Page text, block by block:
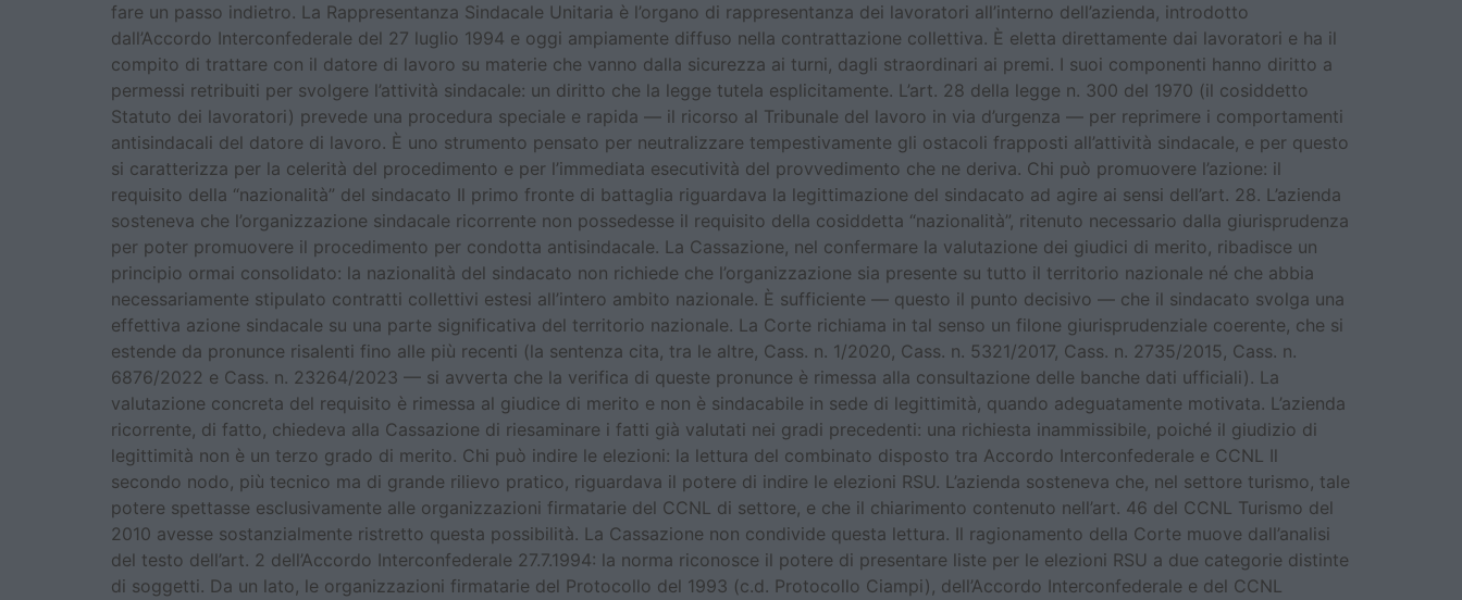
fare un passo indietro. La Rappresentanza Sindacale Unitaria è l’organo di rappresentanza dei lavoratori all’interno dell’azienda, introdotto
dall’Accordo Interconfederale del 27 luglio 1994 e oggi ampiamente diffuso nella contrattazione collettiva. È eletta direttamente dai lavoratori e ha il
compito di trattare con il datore di lavoro su materie che vanno dalla sicurezza ai turni, dagli straordinari ai premi. I suoi componenti hanno diritto a
permessi retribuiti per svolgere l’attività sindacale: un diritto che la legge tutela esplicitamente. L’art. 28 della legge n. 300 del 1970 (il cosiddetto
Statuto dei lavoratori) prevede una procedura speciale e rapida — il ricorso al Tribunale del lavoro in via d’urgenza — per reprimere i comportamenti
antisindacali del datore di lavoro. È uno strumento pensato per neutralizzare tempestivamente gli ostacoli frapposti all’attività sindacale, e per questo
si caratterizza per la celerità del procedimento e per l’immediata esecutività del provvedimento che ne deriva. Chi può promuovere l’azione: il
requisito della “nazionalità” del sindacato Il primo fronte di battaglia riguardava la legittimazione del sindacato ad agire ai sensi dell’art. 28. L’azienda
sosteneva che l’organizzazione sindacale ricorrente non possedesse il requisito della cosiddetta “nazionalità”, ritenuto necessario dalla giurisprudenza
per poter promuovere il procedimento per condotta antisindacale. La Cassazione, nel confermare la valutazione dei giudici di merito, ribadisce un
principio ormai consolidato: la nazionalità del sindacato non richiede che l’organizzazione sia presente su tutto il territorio nazionale né che abbia
necessariamente stipulato contratti collettivi estesi all’intero ambito nazionale. È sufficiente — questo il punto decisivo — che il sindacato svolga una
effettiva azione sindacale su una parte significativa del territorio nazionale. La Corte richiama in tal senso un filone giurisprudenziale coerente, che si
estende da pronunce risalenti fino alle più recenti (la sentenza cita, tra le altre, Cass. n. 1/2020, Cass. n. 5321/2017, Cass. n. 2735/2015, Cass. n.
6876/2022 e Cass. n. 23264/2023 — si avverta che la verifica di queste pronunce è rimessa alla consultazione delle banche dati ufficiali). La
valutazione concreta del requisito è rimessa al giudice di merito e non è sindacabile in sede di legittimità, quando adeguatamente motivata. L’azienda
ricorrente, di fatto, chiedeva alla Cassazione di riesaminare i fatti già valutati nei gradi precedenti: una richiesta inammissibile, poiché il giudizio di
legittimità non è un terzo grado di merito. Chi può indire le elezioni: la lettura del combinato disposto tra Accordo Interconfederale e CCNL Il
secondo nodo, più tecnico ma di grande rilievo pratico, riguardava il potere di indire le elezioni RSU. L’azienda sosteneva che, nel settore turismo, tale
potere spettasse esclusivamente alle organizzazioni firmatarie del CCNL di settore, e che il chiarimento contenuto nell’art. 46 del CCNL Turismo del
2010 avesse sostanzialmente ristretto questa possibilità. La Cassazione non condivide questa lettura. Il ragionamento della Corte muove dall’analisi
del testo dell’art. 2 dell’Accordo Interconfederale 27.7.1994: la norma riconosce il potere di presentare liste per le elezioni RSU a due categorie distinte
di soggetti. Da un lato, le organizzazioni firmatarie del Protocollo del 1993 (c.d. Protocollo Ciampi), dell’Accordo Interconfederale e del CCNL